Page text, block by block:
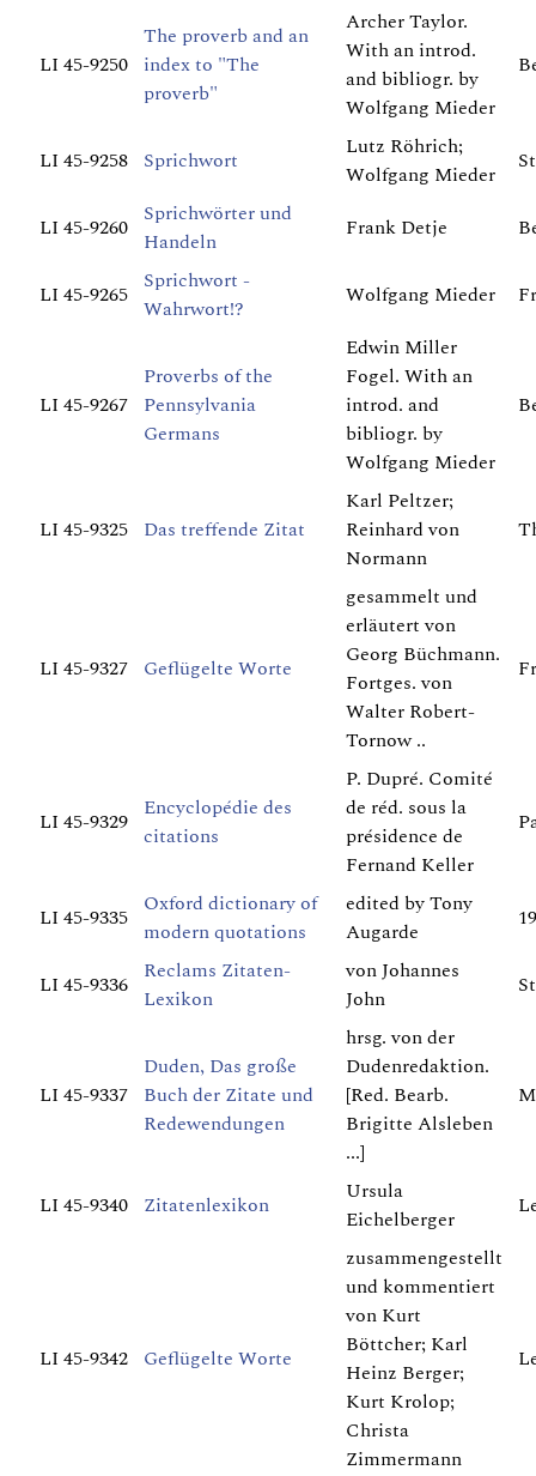
LI 45-9250
The proverb and an
index to "The
proverb"
Archer Taylor.
With an introd.
and bibliogr. by
Wolfgang Mieder
LI 45-9258 Sprichwort
Lutz Röhrich;
Wolfgang Mieder
LI 45-9260 Sprichwörter und
Handeln
Frank Detje
LI 45-9265 Sprichwort -
Wahrwort!?
Wolfgang Mieder
LI 45-9267
Proverbs of the
Pennsylvania
Germans
Edwin Miller
Fogel. With an
introd. and
bibliogr. by
Wolfgang Mieder
LI 45-9325 Das treffende Zitat
Karl Peltzer;
Reinhard von
Normann
LI 45-9327 Geflügelte Worte
gesammelt und
erläutert von
Georg Büchmann.
Fortges. von
Walter Robert-
Tornow ..
LI 45-9329 Encyclopédie des
citations
P. Dupré. Comité
de réd. sous la
présidence de
Fernand Keller
LI 45-9335 Oxford dictionary of
modern quotations
edited by Tony
Augarde
LI 45-9336 Reclams Zitaten-
Lexikon
von Johannes
John
LI 45-9337
Duden, Das große
Buch der Zitate und
Redewendungen
hrsg. von der
Dudenredaktion.
[Red. Bearb.
Brigitte Alsleben
...]
LI 45-9340 Zitatenlexikon
Ursula
Eichelberger
LI 45-9342 Geflügelte Worte
zusammengestellt
und kommentiert
von Kurt
Böttcher; Karl
Heinz Berger;
Kurt Krolop;
Christa
Zimmermann